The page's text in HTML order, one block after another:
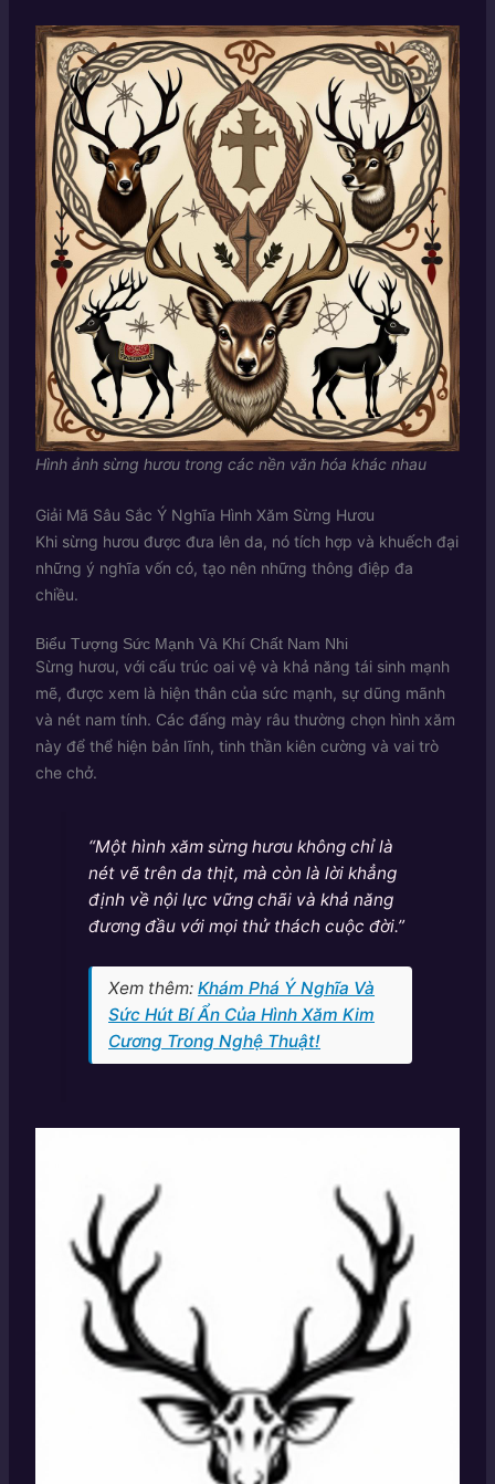
Hình ảnh sừng hươu trong các nền văn hóa khác nhau
Giải Mã Sâu Sắc Ý Nghĩa Hình Xăm Sừng Hươu
Khi sừng hươu được đưa lên da, nó tích hợp và khuếch đại
những ý nghĩa vốn có, tạo nên những thông điệp đa
chiều.
Biểu Tượng Sức Mạnh Và Khí Chất Nam Nhi
Sừng hươu, với cấu trúc oai vệ và khả năng tái sinh mạnh
mẽ, được xem là hiện thân của sức mạnh, sự dũng mãnh
và nét nam tính. Các đấng mày râu thường chọn hình xăm
này để thể hiện bản lĩnh, tinh thần kiên cường và vai trò
che chở.
“Một hình xăm sừng hươu không chỉ là
nét vẽ trên da thịt, mà còn là lời khẳng
định về nội lực vững chãi và khả năng
đương đầu với mọi thử thách cuộc đời.”
Xem thêm:Khám Phá Ý Nghĩa Và
Sức Hút Bí Ẩn Của Hình Xăm Kim
Cương Trong Nghệ Thuật!